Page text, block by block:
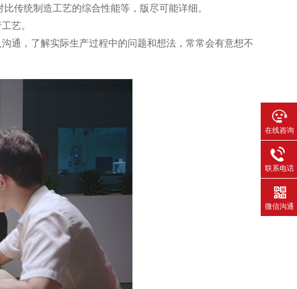
传统制造工艺的综合性能等，版尽可能详细。
艺。
通，了解实际生产过程中的问题和想法，常常会有意想不
在线咨询
联系电话
微信沟通